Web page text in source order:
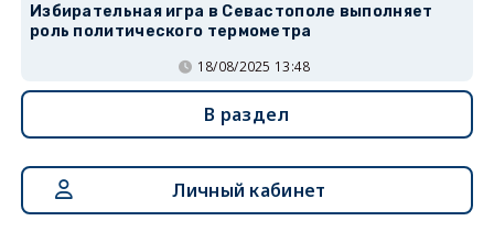
Избирательная игра в Севастополе выполняет
роль политического термометра
18/08/2025 13:48
В раздел
Личный кабинет